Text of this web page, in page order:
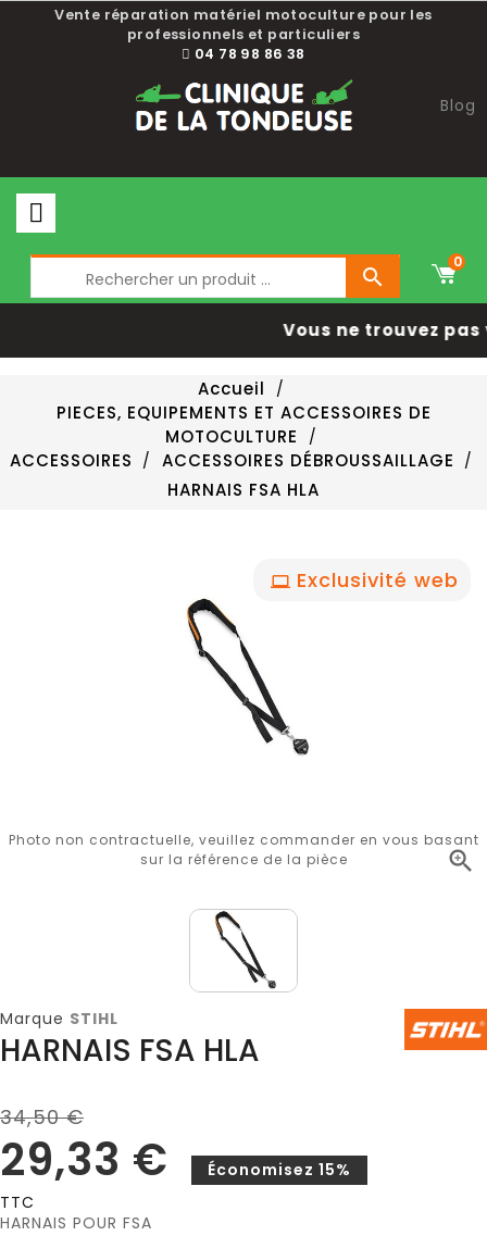
Vente réparation matériel motoculture pour les
professionnels et particuliers
04 78 98 86 38
Blog

0
Vous ne trouvez
Accueil
PIECES, EQUIPEMENTS ET ACCESSOIRES DE
MOTOCULTURE
ACCESSOIRES
ACCESSOIRES DÉBROUSSAILLAGE
HARNAIS FSA HLA
Exclusivité web

Photo non contractuelle, veuillez commander en vous basant
sur la référence de la pièce
Marque STIHL
HARNAIS FSA HLA
34,50 €
29,33 €
Économisez 15%
TTC
HARNAIS POUR FSA